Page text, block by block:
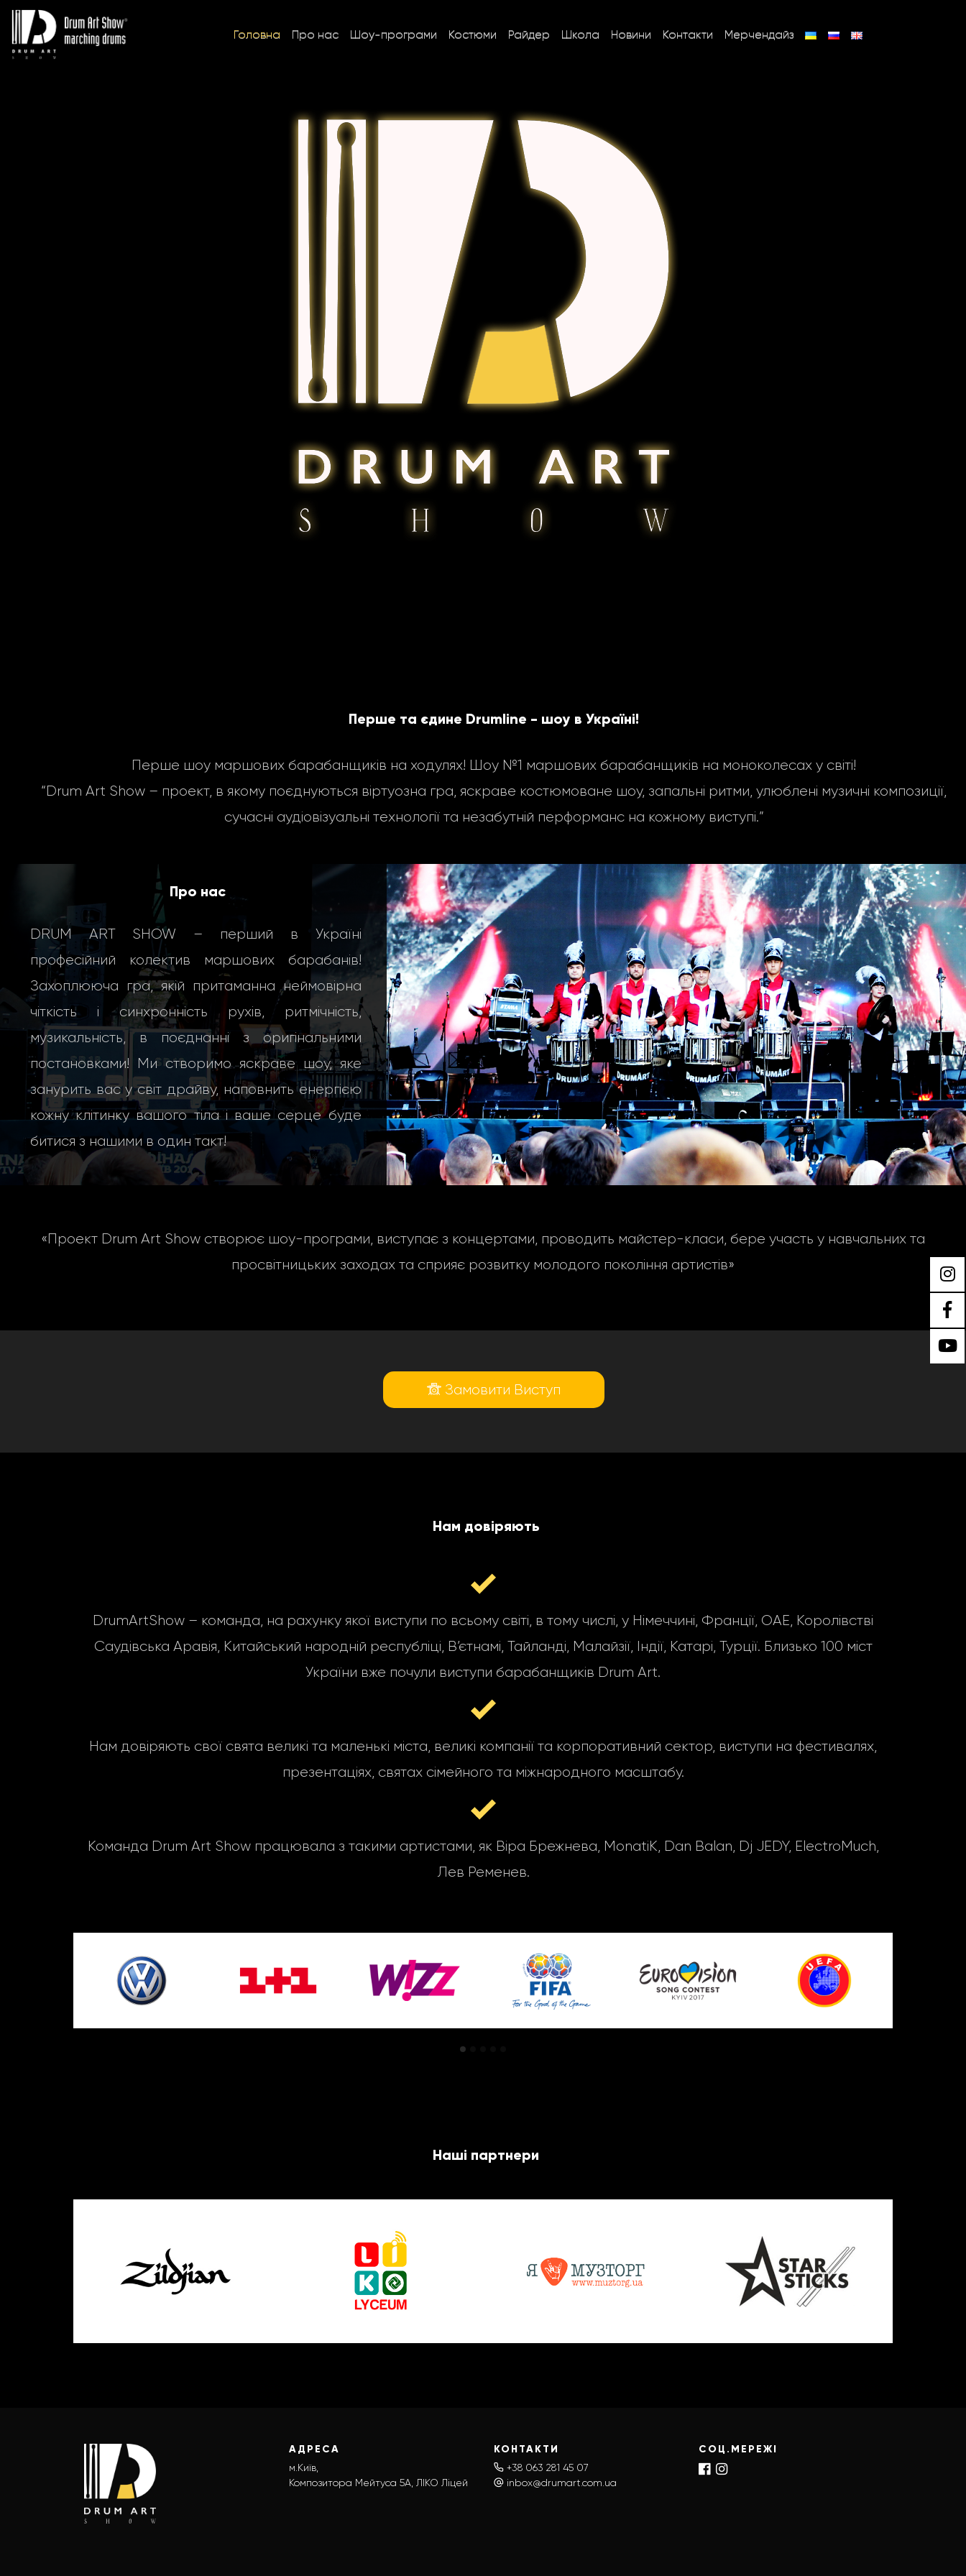
Головна Про нас Шоу-програми Костюми Райдер Школа Новини Контакти Мерчендайз
Перше та єдине Drumline - шоу в Україні!
Перше шоу маршових барабанщиків на ходулях! Шоу №1 маршових барабанщиків на моноколесах у світі!
“Drum Art Show – проект, в якому поєднуються віртуозна гра, яскраве костюмоване шоу, запальні ритми, улюблені музичні композиції,
сучасні аудіовізуальні технології та незабутній перформанс на кожному виступі.”
Про нас
DRUM ART SHOW – перший в Україні
професійний колектив маршових барабанів!
Захоплююча гра, якій притаманна неймовірна
чіткість і синхронність рухів, ритмічність,
музикальність, в поєднанні з оригінальними
постановками! Ми створимо яскраве шоу, яке
занурить вас у світ драйву, наповнить енергією
кожну клітинку вашого тіла і ваше серце буде
битися з нашими в один такт!
«Проект Drum Art Show створює шоу-програми, виступає з концертами, проводить майстер-класи, бере участь у навчальних та
просвітницьких заходах та сприяє розвитку молодого покоління артистів»
Замовити Виступ
Нам довіряють
DrumArtShow – команда, на рахунку якої виступи по всьому світі, в тому числі, у Німеччині, Франції, ОАЕ, Королівстві
Саудівська Аравія, Китайський народній республіці, В’єтнамі, Тайланді, Малайзії, Індії, Катарі, Турції. Близько 100 міст
України вже почули виступи барабанщиків Drum Art.
Нам довіряють свої свята великі та маленькі міста, великі компанії та корпоративний сектор, виступи на фестивалях,
презентаціях, святах сімейного та міжнародного масштабу.
Команда Drum Art Show працювала з такими артистами, як Віра Брежнева, MonatiK, Dan Balan, Dj JEDY, ElectroMuch,
Лев Ременев.
Наші партнери
АДРЕСА
м.Київ,
Композитора Мейтуса 5А, ЛІКО Ліцей
КОНТАКТИ
+38 063 281 45 07
inbox@drumart.com.ua
СОЦ.МЕРЕЖІ